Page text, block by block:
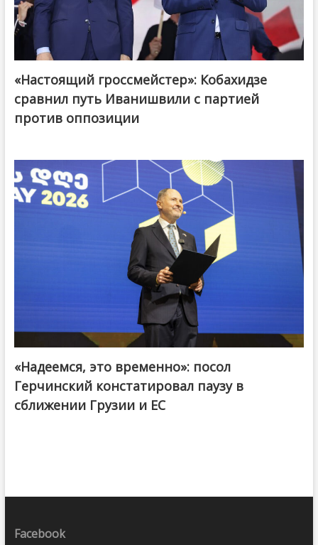
@ქართული ოცნება / Georgian Dream
«Настоящий гроссмейстер»: Кобахидзе
сравнил путь Иванишвили с партией
против оппозиции
«Надеемся, это временно»: посол
Герчинский констатировал паузу в
сближении Грузии и ЕС
Facebook